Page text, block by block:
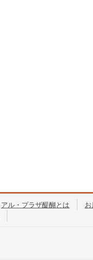
アル・プラザ醍醐とは